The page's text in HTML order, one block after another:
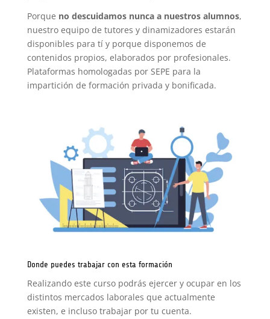
Porque no descuidamos nunca a nuestros alumnos,
nuestro equipo de tutores y dinamizadores estarán
disponibles para tí y porque disponemos de
contenidos propios, elaborados por profesionales.
Plataformas homologadas por SEPE para la
impartición de formación privada y bonificada.
Donde puedes trabajar con esta formación
Realizando este curso podrás ejercer y ocupar en los
distintos mercados laborales que actualmente
existen, e incluso trabajar por tu cuenta.